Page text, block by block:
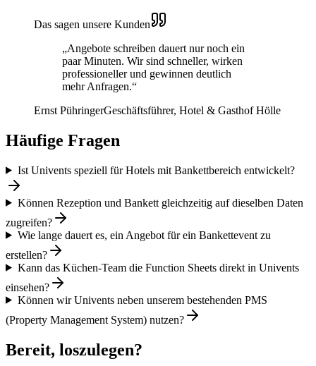
Das sagen unsere Kunden
„Angebote schreiben dauert nur noch ein
paar Minuten. Wir sind schneller, wirken
professioneller und gewinnen deutlich
mehr Anfragen.“
Ernst PühringerGeschäftsführer, Hotel & Gasthof Hölle
Häufige Fragen
Ist Univents speziell für Hotels mit Bankettbereich entwickelt?
Können Rezeption und Bankett gleichzeitig auf dieselben Daten
zugreifen?
Wie lange dauert es, ein Angebot für ein Bankettevent zu
erstellen?
Kann das Küchen-Team die Function Sheets direkt in Univents
einsehen?
Können wir Univents neben unserem bestehenden PMS
(Property Management System) nutzen?
Bereit, loszulegen?